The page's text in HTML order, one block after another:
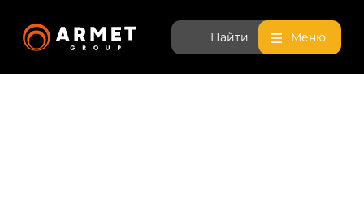
Найти